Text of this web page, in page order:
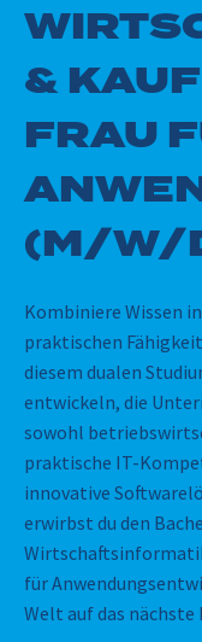
&
FRAU
(M/W/
Kombiniere Wissen
praktischen
diesem dualen
entwickeln, die
sowohl
praktische IT-
innovative
erwirbst du den
für
Welt auf das nächste